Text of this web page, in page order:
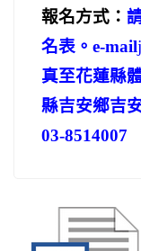
報名方式：
名表。 e-mail
真至花蓮縣
縣吉安鄉吉
03-8514007